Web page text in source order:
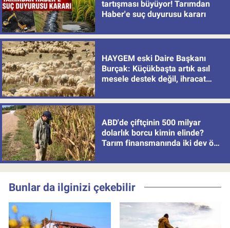
tartışması büyüyor! Tarımdan
Haber'e suç duyurusu kararı
HAYGEM eski Daire Başkanı
Burçak: Küçükbaşta artık asıl
mesele destek değil, ihracat
ABD'de çiftçinin 500 milyar
dolarlık borcu kimin elinde?
Tarım finansmanında iki dev öne
Bunlar da ilginizi çekebilir